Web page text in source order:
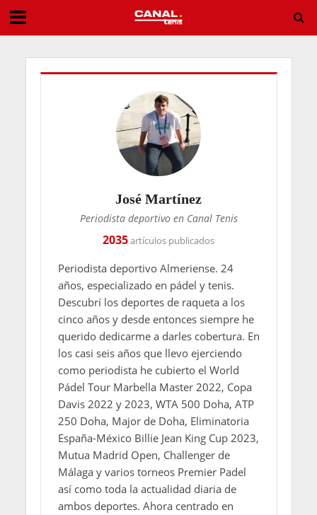
Tirante vuelve a sacudir Montreal y deja al campeón de 2024 fuera del torneo
José Martínez
Periodista deportivo en Canal Tenis
2035artículos publicados
Periodista deportivo Almeriense. 24
años, especializado en pádel y tenis.
Descubrí los deportes de raqueta a los
cinco años y desde entonces siempre he
querido dedicarme a darles cobertura. En
los casi seis años que llevo ejerciendo
como periodista he cubierto el World
Pádel Tour Marbella Master 2022, Copa
Davis 2022 y 2023, WTA 500 Doha, ATP
250 Doha, Major de Doha, Eliminatoria
España-México Billie Jean King Cup 2023,
Mutua Madrid Open, Challenger de
Málaga y varios torneos Premier Padel
así como toda la actualidad diaria de
ambos deportes. Ahora centrado en